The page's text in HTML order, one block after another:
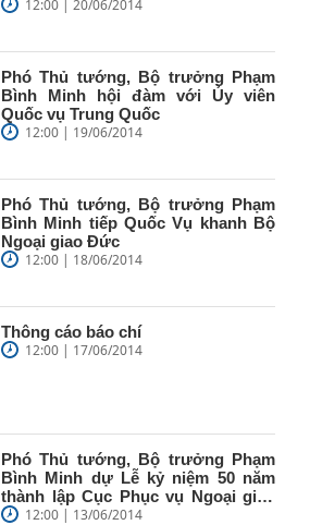
12:00 | 20/06/2014
Phó Thủ tướng, Bộ trưởng Phạm
Bình Minh hội đàm với Ủy viên
Quốc vụ Trung Quốc
12:00 | 19/06/2014
Phó Thủ tướng, Bộ trưởng Phạm
Bình Minh tiếp Quốc Vụ khanh Bộ
Ngoại giao Đức
12:00 | 18/06/2014
Thông cáo báo chí
12:00 | 17/06/2014
Phó Thủ tướng, Bộ trưởng Phạm
Bình Minh dự Lễ kỷ niệm 50 năm
thành lập Cục Phục vụ Ngoại giao
đoàn12:00 | 13/06/2014